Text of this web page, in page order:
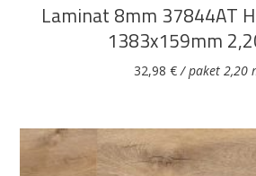
Laminat 8mm 37844AT
1383x159mm
32,98 €/ paket 2,20